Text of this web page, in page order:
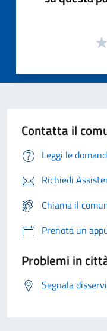
Contatta il
Leggi le
Richiedi
Chiama il
Prenota un
Problemi in
Segnala